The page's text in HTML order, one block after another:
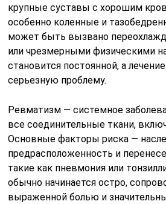
крупные суставы с хорошим
особенно коленные и
может быть вызвано
или чрезмерными физическими
становится постоянной, а
серьезную проблему.
Ревматизм — системное
все соединительные ткани,
Основные факторы риска —
предрасположенность и
такие как пневмония или
обычно начинается остро,
выраженной болью и